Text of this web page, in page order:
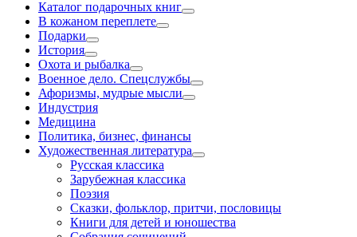
Каталог подарочных книг
В кожаном переплете
Подарки
История
Охота и рыбалка
Военное дело. Спецслужбы
Афоризмы, мудрые мысли
Индустрия
Медицина
Политика, бизнес, финансы
Художественная литература
Русская классика
Зарубежная классика
Поэзия
Сказки, фольклор, притчи, пословицы
Книги для детей и юношества